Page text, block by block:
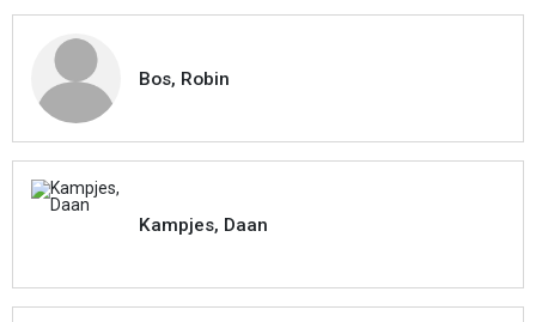
Bos, Robin
Kampjes, Daan